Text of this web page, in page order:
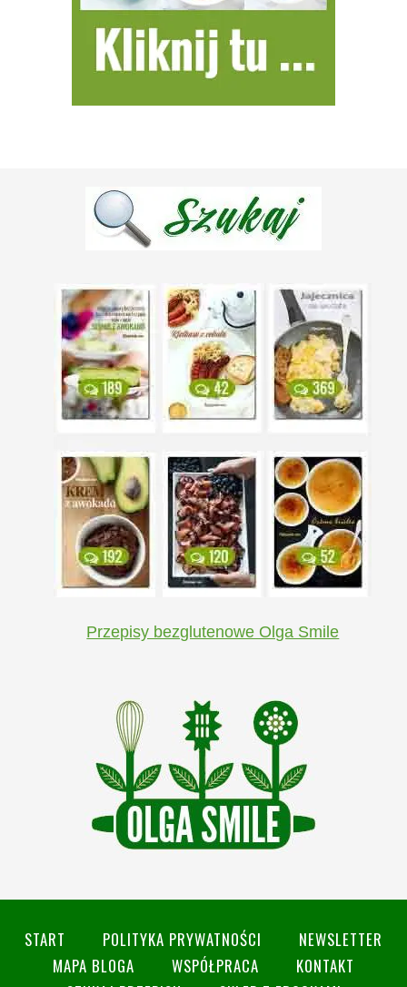
Przepisy bezglutenowe Olga Smile
START POLITYKA PRYWATNOŚCI
NEWSLETTER
MAPA BLOGA
WSPÓŁPRACA
KONTAKT